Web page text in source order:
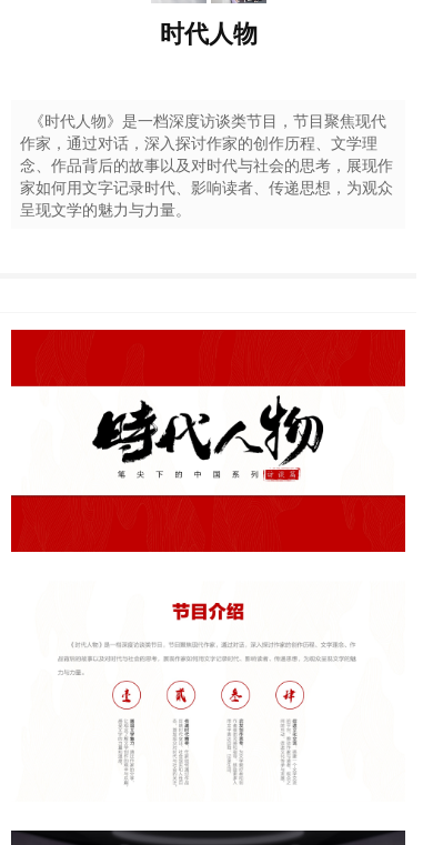
时代人物
《时代人物》是一档深度访谈类节目，节目聚焦现代
作家，通过对话，深入探讨作家的创作历程、文学理
念、作品背后的故事以及对时代与社会的思考，展现作
家如何用文字记录时代、影响读者、传递思想，为观众
呈现文学的魅力与力量。